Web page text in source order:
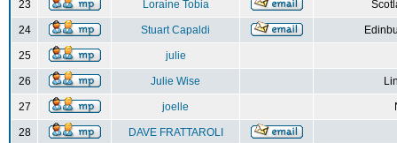
23 Loraine Tobia
24 Stuart Capaldi
25 julie
26 Julie Wise
27 joelle
28 DAVE FRATTAROLI